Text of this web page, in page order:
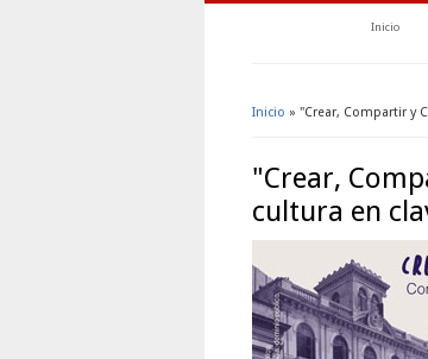
Inicio
Inicio » "Crear, Compartir y
"Crear,
cultura en